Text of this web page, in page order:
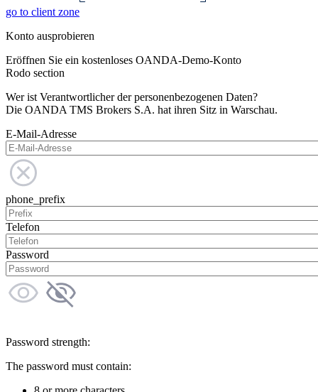
go to client zone
Konto ausprobieren
Eröffnen Sie ein kostenloses OANDA-Demo-Konto
Rodo section
Wer ist Verantwortlicher der personenbezogenen Daten?
Die OANDA TMS Brokers S.A. hat ihren Sitz in Warschau.
E-Mail-Adresse
phone_prefix
Telefon
Password
Password strength:
The password must contain: